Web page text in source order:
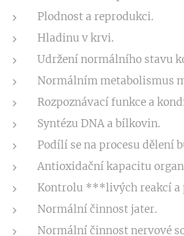
Plodnost a reprodukci.
Hladinu v krvi.
Udržení normálního stavu
Normálním metabolismus
Rozpoznávací funkce a
Syntézu DNA a bílkovin.
Podílí se na procesu dělení
Antioxidační kapacitu
Kontrolu ***livých reakcí
Normální činnost jater.
Normální činnost nervové